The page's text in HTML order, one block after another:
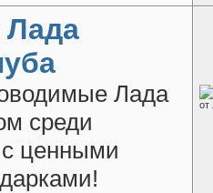
Лада
Лада
среди
ценными
от